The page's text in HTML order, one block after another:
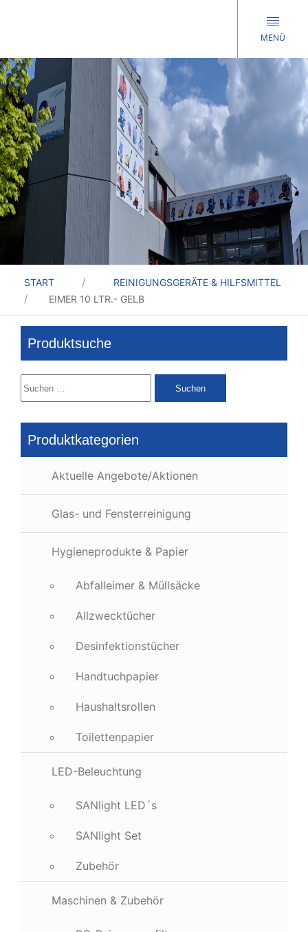
MENÜ
START
REINIGUNGSGERÄTE & HILFSMITTEL
EIMER 10 LTR.- GELB
Produktsuche
Suchen
nach:
Produktkategorien
Aktuelle Angebote/Aktionen
Glas- und Fensterreinigung
Hygieneprodukte & Papier
Abfalleimer & Müllsäcke
Allzwecktücher
Desinfektionstücher
Handtuchpapier
Haushaltsrollen
Toilettenpapier
LED-Beleuchtung
SANlight LED´s
SANlight Set
Zubehör
Maschinen & Zubehör